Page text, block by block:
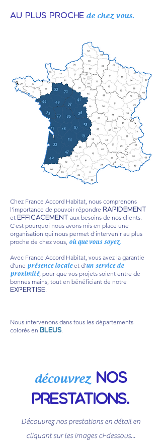
Au plus proche de chez vous.
Chez France Accord Habitat, nous comprenons
l'importance de pouvoir répondre rapidement
et efficacement aux besoins de nos clients.
C'est pourquoi nous avons mis en place une
organisation qui nous permet d'intervenir au plus
proche de chez vous, où que vous soyez.
Avec France Accord Habitat, vous avez la garantie
d'une présence localeet d'un service de
proximité, pour que vos projets soient entre de
bonnes mains, tout en bénéficiant de notre
expertise.
Nous intervenons dans tous les départements
colorés en bleus.
découvrez
nos
prestations.
Découvrez nos prestations en détail en
cliquant sur les images ci-dessous...